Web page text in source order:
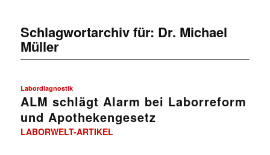
Schlagwortarchiv für: Dr. Michael
Müller
Labordiagnostik
ALM schlägt Alarm bei Laborreform
und Apothekengesetz
LABORWELT-ARTIKEL